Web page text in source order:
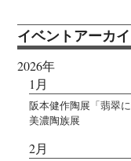
イベントアーカ
2026年
1月
阪本健作陶展「翡翠
美濃陶族展
2月